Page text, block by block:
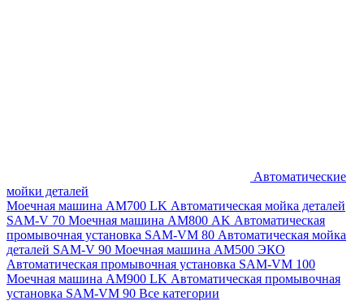
Автоматические
мойки деталей
Моечная машина AM700 LK Автоматическая мойка деталей
SAM-V 70 Моечная машина АМ800 AK Автоматическая
промывочная установка SAM-VM 80 Автоматическая мойка
деталей SAM-V 90 Моечная машина АМ500 ЭКО
Автоматическая промывочная установка SAM-VM 100
Моечная машина AM900 LK Автоматическая промывочная
установка SAM-VM 90 Все категории